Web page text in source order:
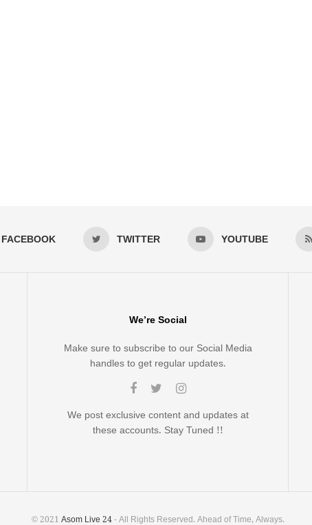
FACEBOOK TWITTER YOUTUBE
We’re Social
Make sure to subscribe to our Social Media
handles to get regular updates.
We post exclusive content and updates at
these accounts. Stay Tuned !!
© 2021 Asom Live 24- All Rights Reserved. Ahead of Time, Always.